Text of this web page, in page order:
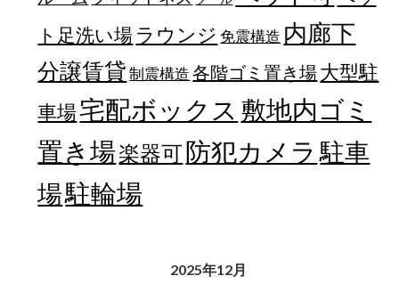
ト足洗い場 ラウンジ 免震構造 内廊下
分譲賃貸 制震構造 各階ゴミ置き場大型駐
車場宅配ボックス 敷地内ゴミ
置き場楽器可防犯カメラ 駐車
場駐輪場
2025年12月